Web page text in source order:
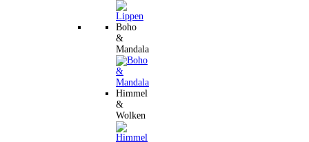
Boho
&
Mandala
Himmel
&
Wolken